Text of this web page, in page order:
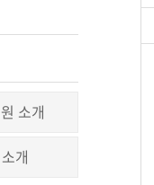
소개
개